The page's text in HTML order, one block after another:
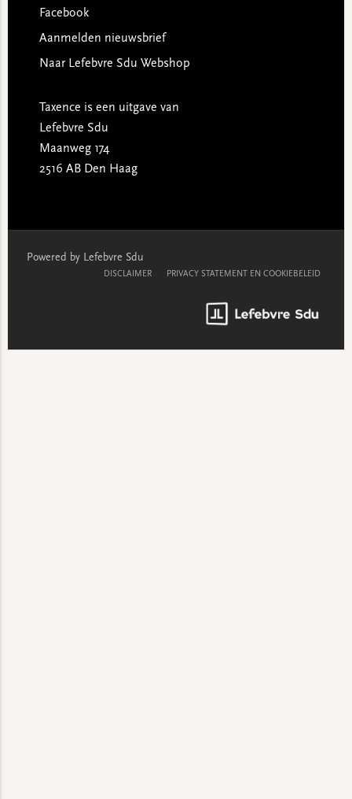
Facebook
Aanmelden nieuwsbrief
Naar Lefebvre Sdu Webshop
Taxence is een uitgave van
Lefebvre Sdu
Maanweg 174
2516 AB Den Haag
Powered by Lefebvre Sdu
DISCLAIMER PRIVACY STATEMENT EN COOKIEBELEID